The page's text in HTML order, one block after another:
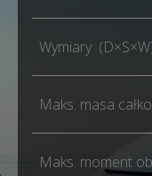
Wymiary
Maks. masa
Maks. moment